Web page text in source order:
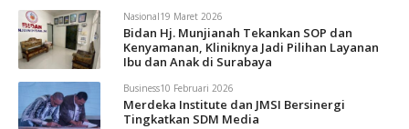
Nasional19 Maret 2026
Bidan Hj. Munjianah Tekankan SOP dan
Kenyamanan, Kliniknya Jadi Pilihan Layanan
Ibu dan Anak di Surabaya
Business10 Februari 2026
Merdeka Institute dan JMSI Bersinergi
Tingkatkan SDM Media